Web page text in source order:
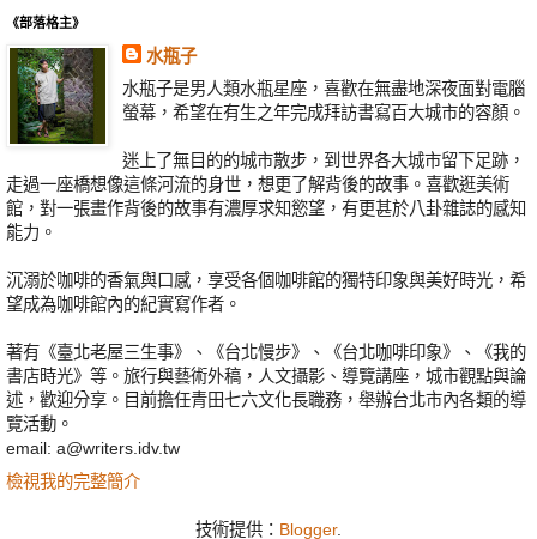
《部落格主》
水瓶子
水瓶子是男人類水瓶星座，喜歡在無盡地深夜面對電腦
螢幕，希望在有生之年完成拜訪書寫百大城市的容顏。
迷上了無目的的城市散步，到世界各大城市留下足跡，
走過一座橋想像這條河流的身世，想更了解背後的故事。喜歡逛美術
館，對一張畫作背後的故事有濃厚求知慾望，有更甚於八卦雜誌的感知
能力。
沉溺於咖啡的香氣與口感，享受各個咖啡館的獨特印象與美好時光，希
望成為咖啡館內的紀實寫作者。
著有《臺北老屋三生事》、《台北慢步》、《台北咖啡印象》、《我的
書店時光》等。旅行與藝術外稿，人文攝影、導覽講座，城市觀點與論
述，歡迎分享。目前擔任青田七六文化長職務，舉辦台北市內各類的導
覽活動。
email: a@writers.idv.tw
檢視我的完整簡介
技術提供： Blogger.